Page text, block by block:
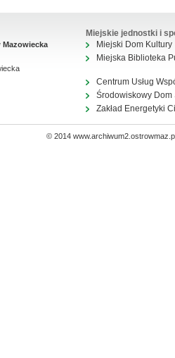
Mazowiecka
Miejskie jednostki i
Miejski Dom Kultury
Miejska Biblioteka
Centrum Usług
Środowiskowy Dom
Zakład Energetyki
© 2014